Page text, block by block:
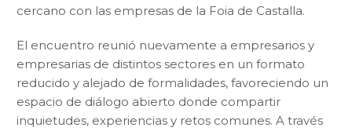
cercano con las empresas de la Foia de Castalla.
El encuentro reunió nuevamente a empresarios y
empresarias de distintos sectores en un formato
reducido y alejado de formalidades, favoreciendo un
espacio de diálogo abierto donde compartir
inquietudes, experiencias y retos comunes. A través